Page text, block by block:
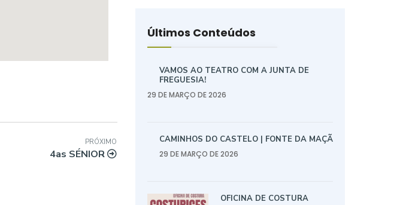
PRÓXIMO
4as SÉNIOR
Últimos Conteúdos
VAMOS AO TEATRO COM A JUNTA DE
FREGUESIA!
29 DE MARÇO DE 2026
CAMINHOS DO CASTELO | FONTE DA MAÇÃ
29 DE MARÇO DE 2026
OFICINA DE COSTURA